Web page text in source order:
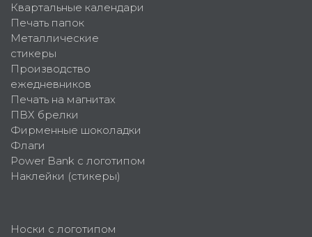
Квартальные календари
Печать папок
Металлические
стикеры
Производство
ежедневников
Печать на магнитах
ПВХ брелки
Фирменные шоколадки
Флаги
Power Bank с логотипом
Наклейки (стикеры)
Носки с логотипом